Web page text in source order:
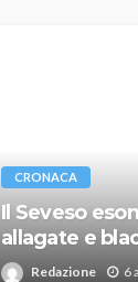
CRONACA
Il Seveso
allagate e
Redazione 6